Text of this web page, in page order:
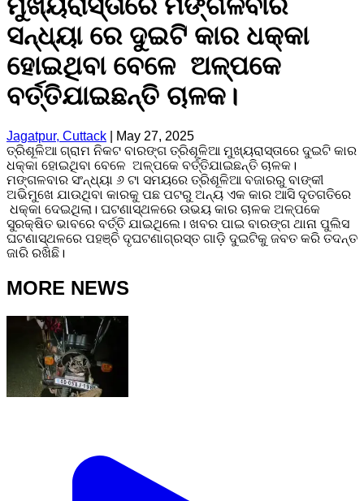
ମୁଖ୍ୟରାସ୍ତାରେ ମଙ୍ଗଳବାର
ସନ୍ଧ୍ୟା ରେ ଦୁଇଟି କାର ଧକ୍କା
ହୋଇଥିବା ବେଳେ ଅଳ୍ପକେ
ବର୍ତ୍ତିଯାଇଛନ୍ତି ଚାଳକ।
Jagatpur, Cuttack
May 27, 2025
ତ୍ରିଶୂଳିଆ ଗ୍ରାମ ନିକଟ ବାରଙ୍ଗ ତ୍ରିଶୂଳିଆ ମୁଖ୍ୟରାସ୍ତାରେ ଦୁଇଟି କାର
ଧକ୍କା ହୋଇଥିବା ବେଳେ ଅଳ୍ପକେ ବର୍ତ୍ତିଯାଇଛନ୍ତି ଚାଳକ।
ମଙ୍ଗଳବାର ସଂନ୍ଧ୍ୟା ୬ ଟା ସମୟରେ ତ୍ରିଶୂଳିଆ ବଜାରରୁ ବାଙ୍କୀ
ଅଭିମୁଖେ ଯାଉଥିବା କାରକୁ ପଛ ପଟରୁ ଅନ୍ୟ ଏକ କାର ଆସି ଦୃତଗତିରେ
ଧକ୍କା ଦେଇଥିଲା। ଘଟଣାସ୍ଥଳରେ ଉଭୟ କାର ଚାଳକ ଅଳ୍ପକେ
ସୁରକ୍ଷିତ ଭାବରେ ବର୍ତ୍ତି ଯାଇଥିଲେ। ଖବର ପାଇ ବାରଙ୍ଗ ଥାନା ପୁଲିସ
ଘଟଣାସ୍ଥଳରେ ପହଞ୍ଚି ଦୃଘଟଣାଗ୍ରସ୍ତ ଗାଡ଼ି ଦୁଇଟିକୁ ଜବତ କରି ତଦନ୍ତ
ଜାରି ରଖିଛି।
MORE NEWS